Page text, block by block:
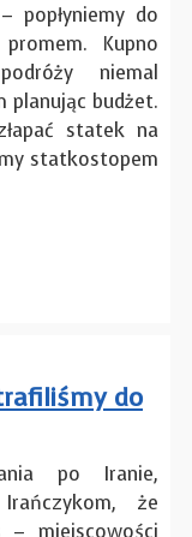
popłyniemy do
Kupno
niemal
planując budżet.
statek na
statkostopem
do
po Iranie,
że